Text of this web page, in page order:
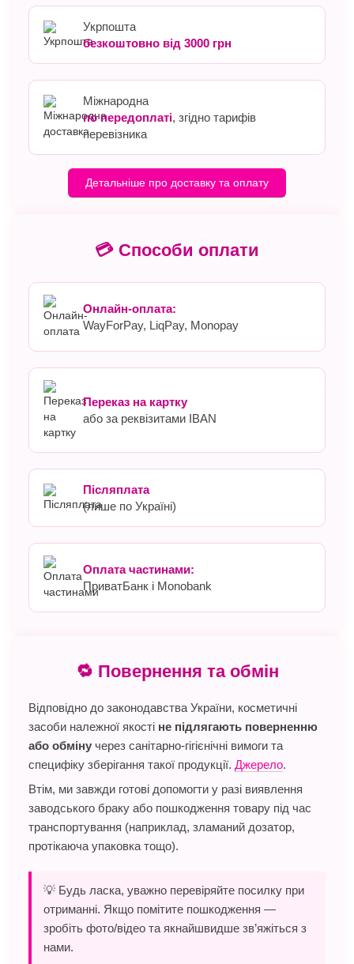
Укрпошта
безкоштовно від 3000 грн
Міжнародна
по передоплаті, згідно тарифів
перевізника
Детальніше про доставку та оплату
💳 Способи оплати
Онлайн-оплата:
WayForPay, LiqPay, Monopay
Переказ на картку
або за реквізитами IBAN
Післяплата
(лише по Україні)
Оплата частинами:
ПриватБанк і Monobank
🔁 Повернення та обмін
Відповідно до законодавства України, косметичні
засоби належної якості не підлягають поверненню
або обміну через санітарно-гігієнічні вимоги та
специфіку зберігання такої продукції. Джерело.
Втім, ми завжди готові допомогти у разі виявлення
заводського браку або пошкодження товару під час
транспортування (наприклад, зламаний дозатор,
протікаюча упаковка тощо).
💡 Будь ласка, уважно перевіряйте посилку при
отриманні. Якщо помітите пошкодження —
зробіть фото/відео та якнайшвидше зв’яжіться з
нами.